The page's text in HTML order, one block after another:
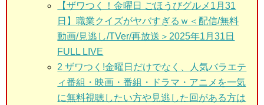
【ザワつく！金曜日 ごほうびグルメ1月31
日】職業クイズがヤバすぎるｗ＜配信/無料
動画/見逃し/TVer/再放送＞2025年1月31日
FULL LIVE
2 ザワつく!金曜日だけでなく、人気バラエテ
ィ番組・映画・番組・ドラマ・アニメを一気
に無料視聴したい方や見逃した回がある方は